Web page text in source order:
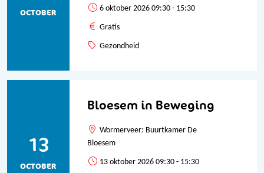
OCTOBER 6 oktober 2026 09:30 - 15:30
Gratis
Gezondheid
Bloesem in Beweging
13
OCTOBER
Wormerveer: Buurtkamer De
Bloesem
13 oktober 2026 09:30 - 15:30